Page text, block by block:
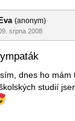
Eva (anonym)
srpna 2008
dnes ho mám
studií